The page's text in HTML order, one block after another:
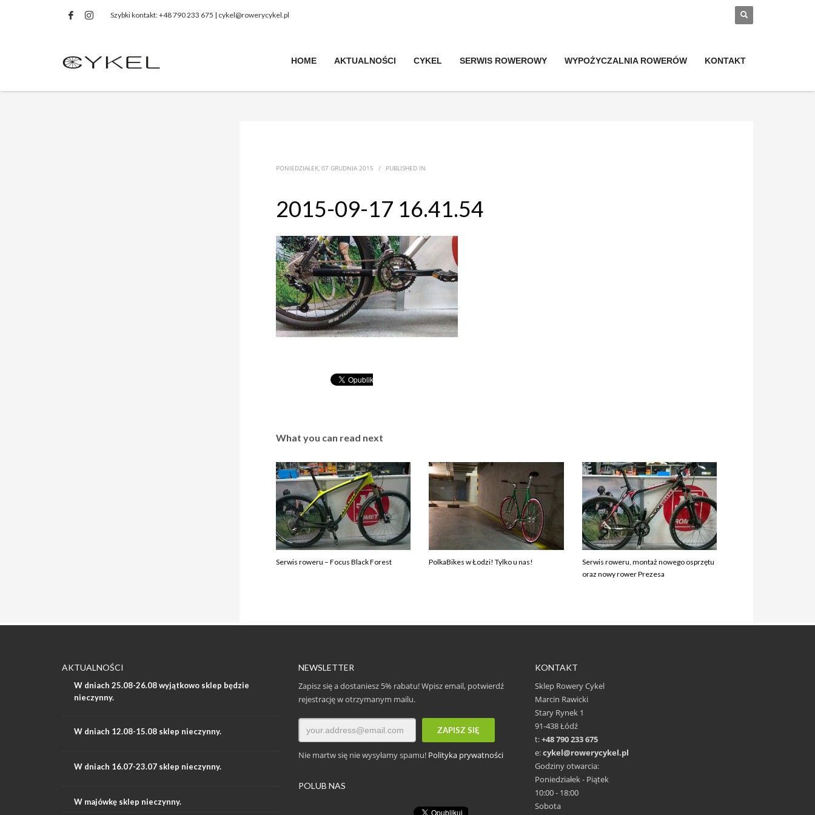
Szybki kontakt: +48 790 233 675 | cykel@rowerycykel.pl
HOME AKTUALNOŚCI CYKEL SERWIS ROWEROWY WYPOŻYCZALNIA ROWERÓW KONTAKT
PONIEDZIAŁEK, 07 GRUDNIA 2015 / PUBLISHED IN
2015-09-17 16.41.54
What you can read next
Serwis roweru – Focus Black Forest PolkaBikes w Łodzi! Tylko u nas!
Serwis roweru, montaż nowego osprzętu
oraz nowy rower Prezesa
AKTUALNOŚCI
W dniach 25.08-26.08 wyjątkowo sklep będzie
nieczynny.
W dniach 12.08-15.08 sklep nieczynny.
W dniach 16.07-23.07 sklep nieczynny.
W majówkę sklep nieczynny.
NEWSLETTER
Zapisz się a dostaniesz 5% rabatu! Wpisz email, potwierdź
rejestrację w otrzymanym mailu.
Nie martw się nie wysyłamy spamu! Polityka prywatności
POLUB NAS
KONTAKT
Sklep Rowery Cykel
Marcin Rawicki
Stary Rynek 1
91-438 Łódź
t:+48 790 233 675
e:cykel@rowerycykel.pl
Godziny otwarcia:
Poniedziałek - Piątek
10:00 - 18:00
Sobota